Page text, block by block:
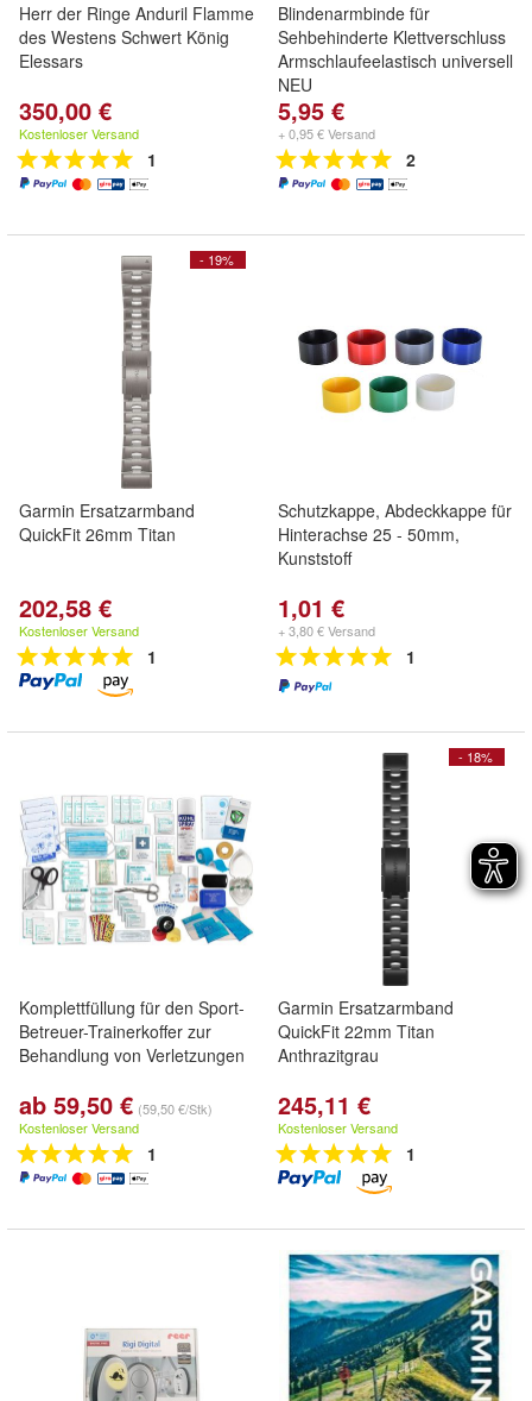
Herr der Ringe Anduril Flamme
des Westens Schwert König
Elessars
350,00 €
Kostenloser Versand
1
Blindenarmbinde für
Sehbehinderte Klettverschluss
Armschlaufeelastisch universell
NEU
5,95 €
+ 0,95 € Versand
2
- 19%
Garmin Ersatzarmband
QuickFit 26mm Titan
202,58 €
Kostenloser Versand
1
Schutzkappe, Abdeckkappe für
Hinterachse 25 - 50mm,
Kunststoff
1,01 €
+ 3,80 € Versand
1
Komplettfüllung für den Sport-
Betreuer-Trainerkoffer zur
Behandlung von Verletzungen
ab 59,50 € (59,50 €/Stk)
Kostenloser Versand
1
- 18%
Garmin Ersatzarmband
QuickFit 22mm Titan
Anthrazitgrau
245,11 €
Kostenloser Versand
1